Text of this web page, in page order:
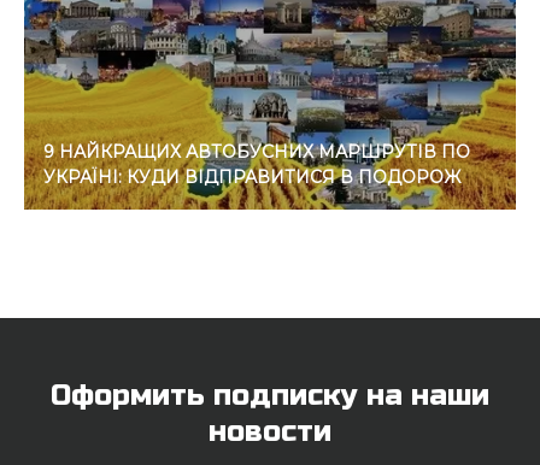
9 НАЙКРАЩИХ АВТОБУСНИХ МАРШРУТІВ ПО
УКРАЇНІ: КУДИ ВІДПРАВИТИСЯ В ПОДОРОЖ
Оформить подписку на наши
новости